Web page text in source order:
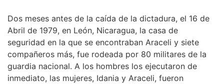
Dos meses antes de la caída de la dictadura, el 16 de
Abril de 1979, en León, Nicaragua, la casa de
seguridad en la que se encontraban Araceli y siete
compañeros más, fue rodeada por 80 militares de la
guardia nacional. A los hombres los ejecutaron de
inmediato, las mujeres, Idania y Araceli, fueron